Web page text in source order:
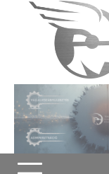
Tolna
Iparkamara